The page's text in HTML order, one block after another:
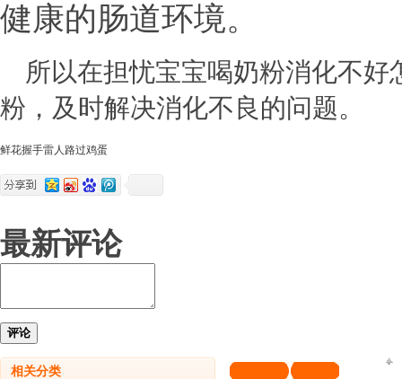
健康的肠道环境。
所以在担忧宝宝喝奶粉消化不
粉，及时解决消化不良的问题。
鲜花握手雷人路过鸡蛋
最新评论
评论
相关分类